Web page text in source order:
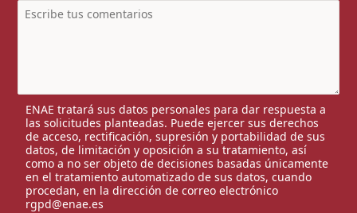
ENAE tratará sus datos personales para dar respuesta a
las solicitudes planteadas. Puede ejercer sus derechos
de acceso, rectificación, supresión y portabilidad de sus
datos, de limitación y oposición a su tratamiento, así
como a no ser objeto de decisiones basadas únicamente
en el tratamiento automatizado de sus datos, cuando
procedan, en la dirección de correo electrónico
rgpd@enae.es